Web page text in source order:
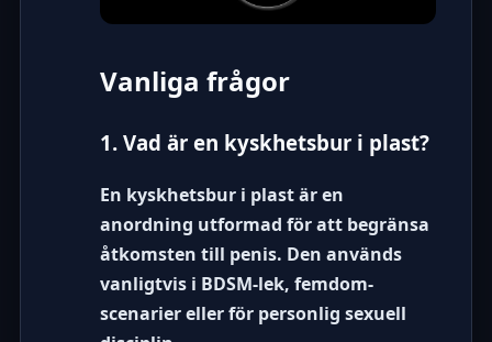
Vanliga frågor
1. Vad är en kyskhetsbur i plast?
En kyskhetsbur i plast är en
anordning utformad för att begränsa
åtkomsten till penis. Den används
vanligtvis i BDSM-lek, femdom-
scenarier eller för personlig sexuell